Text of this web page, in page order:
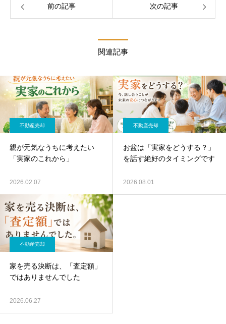
前の記事 次の記事
関連記事
不動産売却
親が元気なうちに考えたい
「実家のこれから」
2026.02.07
不動産売却
お盆は「実家をどうする？」
を話す絶好のタイミングです
2026.08.01
不動産売却
家を売る決断は、「査定額」
ではありませんでした
2026.06.27